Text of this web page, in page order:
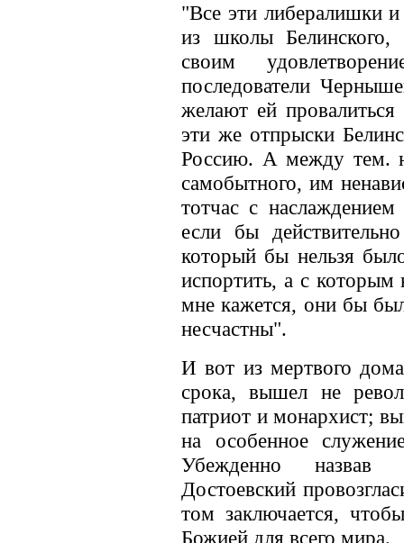
"Все эти либералишки
из школы Белинского,
своим
последователи
желают ей
эти же отпрыски
Россию. А между тем.
самобытного, им
тотчас с
если бы
который бы нельзя
испортить, а с которым
мне кажется, они бы
несчастны".
И вот из мертвого
срока, вышел не
патриот и монархист;
на особенное
Убежденно назвав
Достоевский
том заключается,
Божией для всего мира.